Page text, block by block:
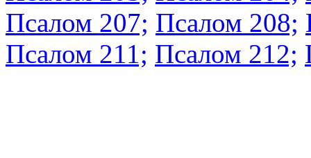
Псалом 207; Псалом 208;
Псалом 211; Псалом 212;